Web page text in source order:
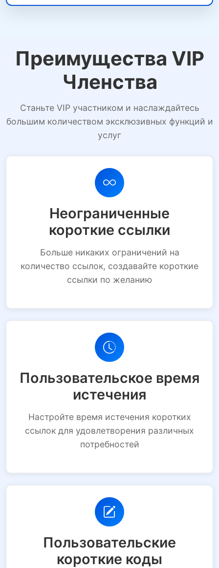
Преимущества VIP
Членства
Станьте VIP участником и наслаждайтесь
большим количеством эксклюзивных функций и
услуг
Неограниченные
короткие ссылки
Больше никаких ограничений на
количество ссылок, создавайте короткие
ссылки по желанию
Пользовательское время
истечения
Настройте время истечения коротких
ссылок для удовлетворения различных
потребностей
Пользовательские
короткие коды